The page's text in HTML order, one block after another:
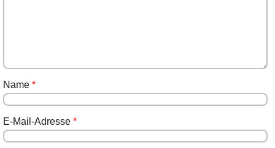
Name *
E-Mail-Adresse *